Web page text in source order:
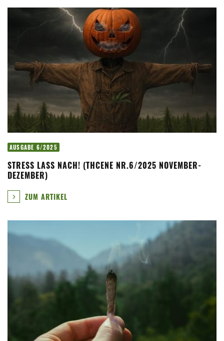
AUSGABE 6/2025
STRESS LASS NACH! (THCENE NR.6/2025 NOVEMBER-
DEZEMBER)
ZUM ARTIKEL